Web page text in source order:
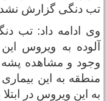
دنگی گزارش
ادامه داد: تب
به ویروس
و مشاهده پشه
به این بیماری
این ویروس در